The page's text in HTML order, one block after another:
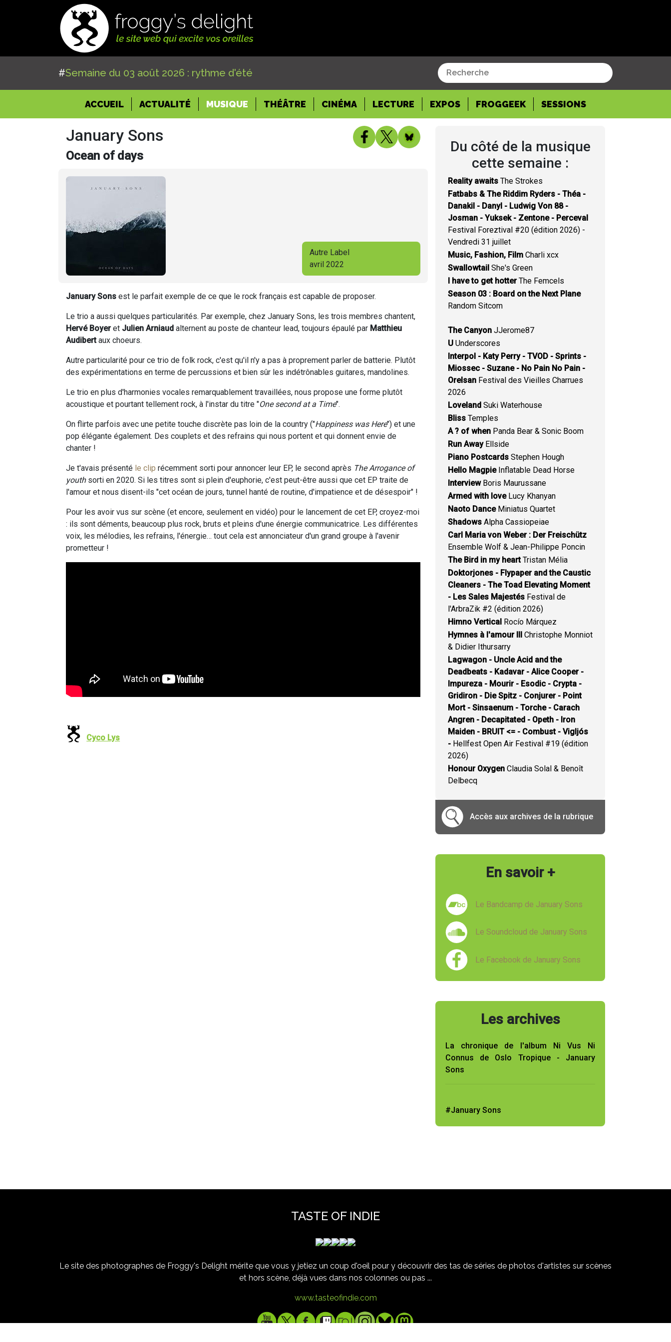
#Semaine du 03 août 2026 : rythme d'été
ACCUEIL(CURRENT)
ACTUALITÉ MUSIQUE THÉÂTRE CINÉMA LECTURE EXPOS FROGGEEK SESSIONS
January Sons
Ocean of days
Autre Label
avril 2022
January Sons est le parfait exemple de ce que le rock français est capable de proposer.
Le trio a aussi quelques particularités. Par exemple, chez January Sons, les trois membres chantent,
Hervé Boyeret Julien Arniaud alternent au poste de chanteur lead, toujours épaulé par Matthieu
Audibertaux choeurs.
Autre particularité pour ce trio de folk rock, c'est qu'il n'y a pas à proprement parler de batterie. Plutôt
des expérimentations en terme de percussions et bien sûr les indétrônables guitares, mandolines.
Le trio en plus d'harmonies vocales remarquablement travaillées, nous propose une forme plutôt
acoustique et pourtant tellement rock, à l'instar du titre "One second at a Time".
On flirte parfois avec une petite touche discrète pas loin de la country ("Happiness was Here") et une
pop élégante également. Des couplets et des refrains qui nous portent et qui donnent envie de
chanter !
Je t'avais présenté le clip récemment sorti pour annoncer leur EP, le second après The Arrogance of
youthsorti en 2020. Si les titres sont si plein d'euphorie, c'est peut-être aussi que cet EP traite de
l'amour et nous disent-ils "cet océan de jours, tunnel hanté de routine, d'impatience et de désespoir" !
Pour les avoir vus sur scène (et encore, seulement en vidéo) pour le lancement de cet EP, croyez-moi
: ils sont déments, beaucoup plus rock, bruts et pleins d'une énergie communicatrice. Les différentes
voix, les mélodies, les refrains, l'énergie… tout cela est annonciateur d'un grand groupe à l'avenir
prometteur !
Cyco Lys
Du côté de la musique
cette semaine :
Reality awaits The Strokes
Fatbabs & The Riddim Ryders - Théa -
Danakil - Danyl - Ludwig Von 88 -
Josman - Yuksek - Zentone - Perceval
Festival Foreztival #20 (édition 2026) -
Vendredi 31 juillet
Music, Fashion, Film Charli xcx
Swallowtail She's Green
I have to get hotterThe Femcels
Season 03 : Board on the Next Plane
Random Sitcom
The Canyon JJerome87
U Underscores
Interpol - Katy Perry - TVOD - Sprints -
Miossec - Suzane - No Pain No Pain -
Orelsan Festival des Vieilles Charrues
2026
Loveland Suki Waterhouse
Bliss Temples
A ? of when Panda Bear & Sonic Boom
Run AwayEllside
Piano Postcards Stephen Hough
Hello MagpieInflatable Dead Horse
InterviewBoris Maurussane
Armed with loveLucy Khanyan
Naoto DanceMiniatus Quartet
Shadows Alpha Cassiopeiae
Carl Maria von Weber : Der Freischütz
Ensemble Wolf & Jean-Philippe Poncin
The Bird in my heartTristan Mélia
Doktorjones - Flypaper and the Caustic
Cleaners - The Toad Elevating Moment
- Les Sales Majestés Festival de
l'ArbraZik #2 (édition 2026)
Himno Vertical Rocío Márquez
Hymnes à l'amour III Christophe Monniot
& Didier Ithursarry
Lagwagon - Uncle Acid and the
Deadbeats - Kadavar - Alice Cooper -
Impureza - Mourir - Esodic - Crypta -
Gridiron - Die Spitz - Conjurer - Point
Mort - Sinsaenum - Torche - Carach
Angren - Decapitated - Opeth - Iron
Maiden - BRUIT <= - Combust - Vigljós
- Hellfest Open Air Festival #19 (édition
2026)
Honour Oxygen Claudia Solal & Benoît
Delbecq
Accès aux archives de la rubrique
En savoir +
Le Bandcamp de January Sons
Le Soundcloud de January Sons
Le Facebook de January Sons
Les archives
La chronique de l'album Ni Vus Ni
Connus de Oslo Tropique - January
Sons
#January Sons
TASTE OF INDIE
Le site des photographes de Froggy's Delight mérite que vous y jetiez un coup d'oeil pour y découvrir des tas de séries de photos d'artistes sur scènes
et hors scène, déjà vues dans nos colonnes ou pas ...
www.tasteofindie.com